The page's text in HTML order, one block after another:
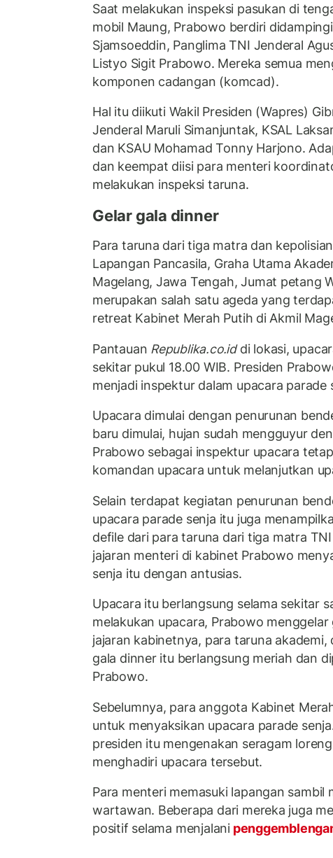
Saat melakukan inspeksi pasukan di
mobil Maung, Prabowo berdiri
Sjamsoeddin, Panglima TNI Jenderal
Listyo Sigit Prabowo. Mereka semua
komponen cadangan (komcad).
Hal itu diikuti Wakil Presiden (Wapres)
Jenderal Maruli Simanjuntak, KSAL
dan KSAU Mohamad Tonny Harjono.
dan keempat diisi para menteri
melakukan inspeksi taruna.
Gelar gala dinner
Para taruna dari tiga matra dan
Lapangan Pancasila, Graha Utama
Magelang, Jawa Tengah, Jumat petang
merupakan salah satu ageda yang
retreat Kabinet Merah Putih di Akmil
Pantauan Republika.co.iddi lokasi,
sekitar pukul 18.00 WIB. Presiden
menjadi inspektur dalam upacara parade
Upacara dimulai dengan penurunan
baru dimulai, hujan sudah mengguyur
Prabowo sebagai inspektur upacara
komandan upacara untuk melanjutkan
Selain terdapat kegiatan penurunan
upacara parade senja itu juga
defile dari para taruna dari tiga matra
jajaran menteri di kabinet Prabowo
senja itu dengan antusias.
Upacara itu berlangsung selama sekitar
melakukan upacara, Prabowo menggelar
jajaran kabinetnya, para taruna
gala dinner itu berlangsung meriah dan
Prabowo.
Sebelumnya, para anggota Kabinet
untuk menyaksikan upacara parade
presiden itu mengenakan seragam
menghadiri upacara tersebut.
Para menteri memasuki lapangan sambil
wartawan. Beberapa dari mereka juga
positif selama menjalani